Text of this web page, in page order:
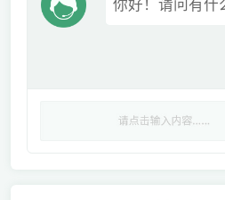
你好！请问有什